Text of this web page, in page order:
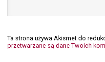
Ta strona używa Akismet do
przetwarzane są dane Twoich